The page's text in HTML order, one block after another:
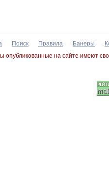
Поиск Правила Банеры
опубликованные на сайте имеют